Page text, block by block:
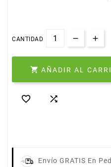
CANTIDAD
 AÑADIR AL
 
Envío GRATIS En